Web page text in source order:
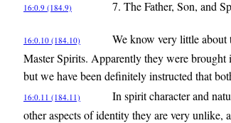
16:0.9 (184.9) 7. The Father, Son, and
16:0.10 (184.10)
We know very little about
Master Spirits. Apparently they were
but we have been definitely instructed that
16:0.11 (184.11)
In spirit character and
other aspects of identity they are very unlike,